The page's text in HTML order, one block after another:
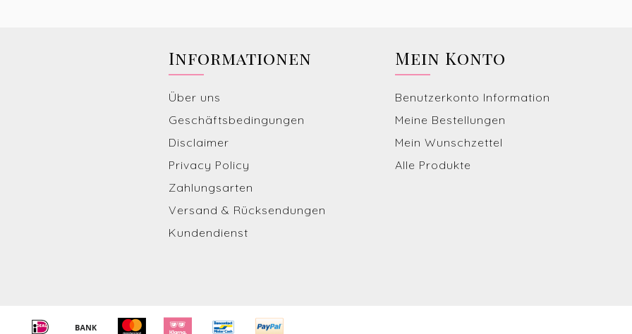
Informationen
Über uns
Geschäftsbedingungen
Disclaimer
Privacy Policy
Zahlungsarten
Versand & Rücksendungen
Kundendienst
Mein Konto
Benutzerkonto Information
Meine Bestellungen
Mein Wunschzettel
Alle Produkte